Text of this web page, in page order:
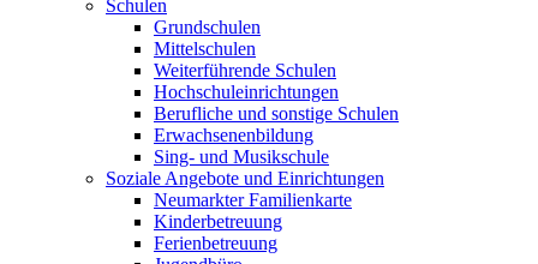
Schulen
Grundschulen
Mittelschulen
Weiterführende Schulen
Hochschuleinrichtungen
Berufliche und sonstige Schulen
Erwachsenenbildung
Sing- und Musikschule
Soziale Angebote und Einrichtungen
Neumarkter Familienkarte
Kinderbetreuung
Ferienbetreuung